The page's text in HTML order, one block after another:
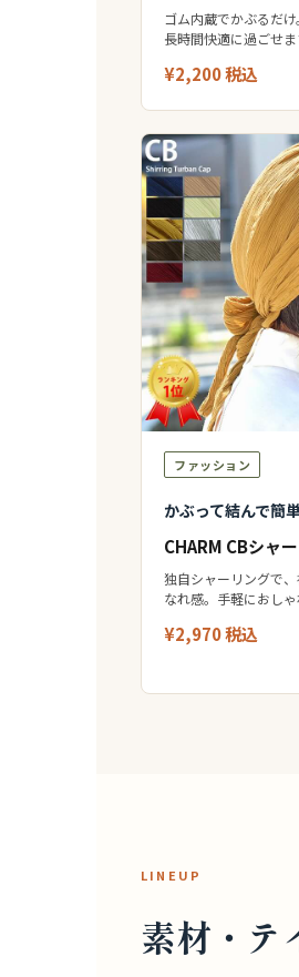
ゴム内蔵でかぶるだけ
長時間快適に過ごせま
¥2,200 税込
ファッション
かぶって結んで簡
CHARM CBシャ
独自シャーリングで
なれ感。手軽におしゃ
¥2,970 税込
LINEUP
素材・テ